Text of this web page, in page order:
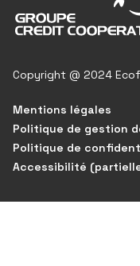
Copyright @ 2024
Mentions légales
Politique de gestion
Politique de
Accessibilité